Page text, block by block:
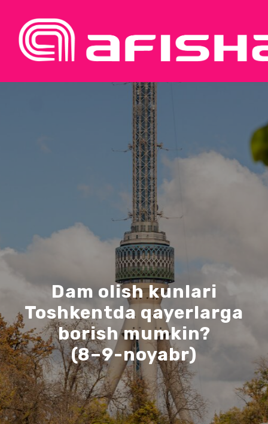
Dam olish kunlari
Toshkentda qayerlarga
borish mumkin?
(8–9-noyabr)